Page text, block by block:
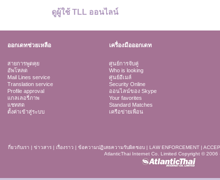
ดูผู้ใช้ TLL ออนไลน์
ออกเดทช่วยเหลือ เครื่องมือออกเดท
สายการพูดคุย
อัพโหลด
Mail Lines service
Translation service
Profile approval
แกลเลอรี่ภาพ
แชทสด
ตั้งค่าเข้าสู่ระบบ
ศูนย์การจับคู่
Who is looking
ศูนย์อีเมล์
Security Online
ออนไลน์ของ Skype
Your favorites
Standard Matches
เครือข่ายเพื่อน
กี่ยวกับเรา | ข่าวสาร| เรื่องราว | ข้อความปฏิเสธความรับผิดชอบ| LAW ENFORCEMENT|
AtlanticThai Internet Co. Limited Copyright © 2006